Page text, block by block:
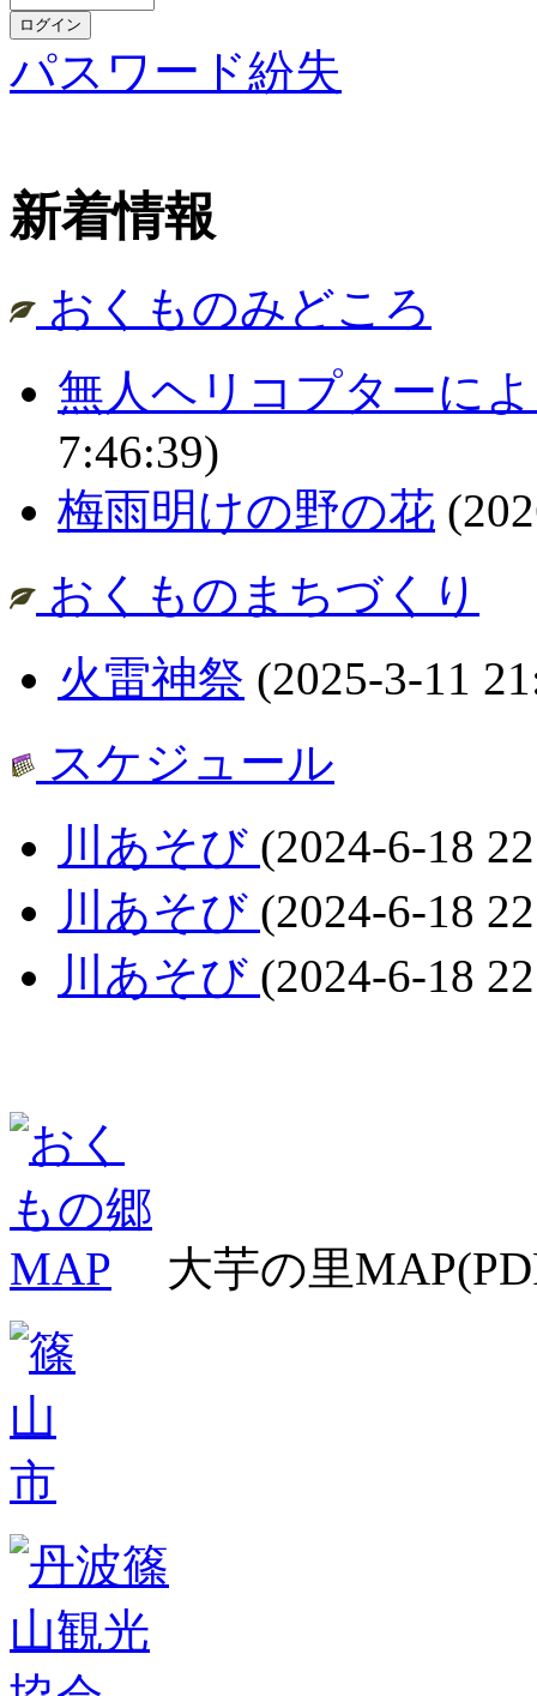
パスワード紛失
新着情報
おくものみどころ
無人ヘリコプターに
7:46:39)
梅雨明けの野の花
おくものまちづくり
火雷神祭 (2025-3-11
スケジュール
川あそび (2024-6-18
川あそび (2024-6-18
川あそび (2024-6-18
大芋の里